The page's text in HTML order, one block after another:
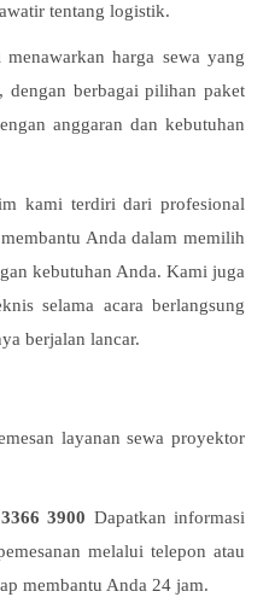
tentang logistik.
menawarkan harga sewa yang
dengan berbagai pilihan paket
anggaran dan kebutuhan
kami terdiri dari profesional
Anda dalam memilih
kebutuhan Anda. Kami juga
selama acara berlangsung
berjalan lancar.
layanan sewa proyektor
3900 Dapatkan informasi
melalui telepon atau
membantu Anda 24 jam.